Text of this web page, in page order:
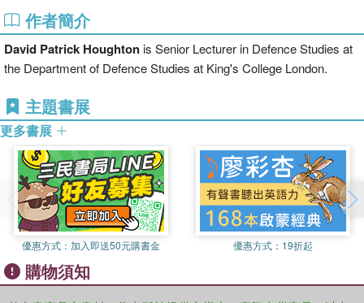
by examining this very question.
Using this situationism--dispositionism framework—which
roughly parallels the concerns of social and cognitive
psychology—this book focuses on such key explanatory
mechanisms as behaviorism, obedience, personality,
groupthink, cognition, affect, emotion, and neuroscience to
explore topics ranging from voting behavior and racism to
terrorism and international relations. The new edition
includes a new chapter on the psychology of the media
and communication. Houghton has also updated the text to
analyze recent political events such as the 2012 election,
and to include up-and-coming research in the areas of
neuroscience, behavioral economics, and more. Students
and instructors will both benefit from the inclusion of new
suggested readings, PowerPoints, and test banks
作者簡介
David Patrick Houghtonis Senior Lecturer in Defence Studies at
the Department of Defence Studies at King's College London.
主題書展
更多書展
優惠方式： 加入即送50元購書金 優惠方式： 19折起
購物須知